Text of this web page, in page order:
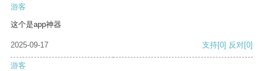
游客
这个是app神器
2025-09-17 支持[0] 反对[0]
游客